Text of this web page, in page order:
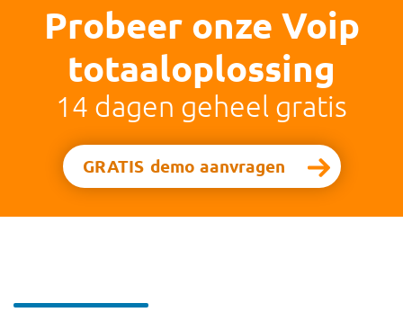
Probeer onze Voip
totaaloplossing
14 dagen geheel gratis
GRATIS demo aanvragen